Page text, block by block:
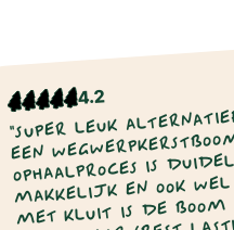
4.2
"SUPER LEUK
EEN
OPHAALPROCES IS
MAKKELIJK EN OOK
MET KLUIT IS DE BOOM